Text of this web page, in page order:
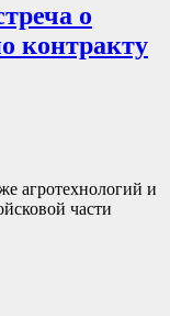
о
контракту
агротехнологий и
части